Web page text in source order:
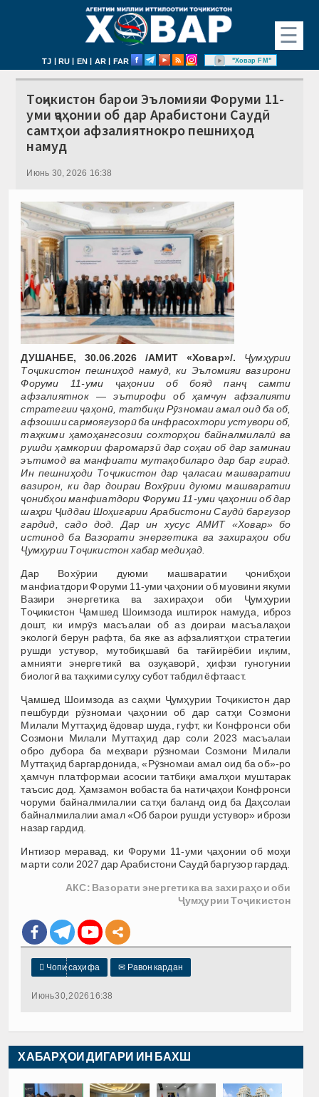
☰
TJ | RU | EN | AR | FAR "Ховар FM"
Тоҷикистон барои Эъломияи Форуми 11-
уми ҷаҳонии об дар Арабистони Саудӣ
самтҳои афзалиятнокро пешниҳод
намуд
Июнь 30, 2026 16:38
ДУШАНБЕ, 30.06.2026 /АМИТ «Ховар»/. Ҷумҳурии
Тоҷикистон пешниҳод намуд, ки Эъломияи вазирони
Форуми 11-уми ҷаҳонии об бояд панҷ самти
афзалиятнок — эътирофи об ҳамчун афзалияти
стратегии ҷаҳонӣ, татбиқи Рӯзномаи амал оид ба об,
афзоиши сармоягузорӣ ба инфрасохтори устувори об,
таҳкими ҳамоҳангсозии сохторҳои байналмилалӣ ва
рушди ҳамкории фаромарзӣ дар соҳаи об дар заминаи
эътимод ва манфиати мутақобиларо дар бар гирад.
Ин пешниҳоди Тоҷикистон дар ҷаласаи машваратии
вазирон, ки дар доираи Вохӯрии дуюми машваратии
ҷонибҳои манфиатдори Форуми 11-уми ҷаҳонии об дар
шаҳри Ҷиддаи Шоҳигарии Арабистони Саудӣ баргузор
гардид, садо дод. Дар ин хусус АМИТ «Ховар» бо
истинод ба Вазорати энергетика ва захираҳои оби
Ҷумҳурии Тоҷикистон хабар медиҳад.
Дар Вохӯрии дуюми машваратии ҷонибҳои
манфиатдори Форуми 11-уми ҷаҳонии об муовини якуми
Вазири энергетика ва захираҳои оби Ҷумҳурии
Тоҷикистон Ҷамшед Шоимзода иштирок намуда, иброз
дошт, ки имрӯз масъалаи об аз доираи масъалаҳои
экологӣ берун рафта, ба яке аз афзалиятҳои стратегии
рушди устувор, мутобиқшавӣ ба тағйирёбии иқлим,
амнияти энергетикӣ ва озуқаворӣ, ҳифзи гуногунии
биологӣ ва таҳкими сулҳу субот табдил ёфтааст.
Ҷамшед Шоимзода аз саҳми Ҷумҳурии Тоҷикистон дар
пешбурди рӯзномаи ҷаҳонии об дар сатҳи Созмони
Милали Муттаҳид ёдовар шуда, гуфт, ки Конфронси оби
Созмони Милали Муттаҳид дар соли 2023 масъалаи
обро дубора ба меҳвари рӯзномаи Созмони Милали
Муттаҳид баргардонида, «Рӯзномаи амал оид ба об»-ро
ҳамчун платформаи асосии татбиқи амалҳои муштарак
таъсис дод.‎ Ҳамзамон вобаста ба натиҷаҳои Конфронси
чоруми байналмилалии сатҳи баланд оид ба Даҳсолаи
байналмилалии амал «Об барои рушди устувор» ибрози
назар гардид.
Интизор меравад, ки Форуми 11-уми ҷаҳонии об моҳи
марти соли 2027 дар Арабистони Саудӣ баргузор гардад.
АКС: Вазорати энергетика ва захираҳои оби
Ҷумҳурии Тоҷикистон
 Чопи саҳифа ✉ Равон кардан
Июнь 30, 2026 16:38
ХАБАРҲОИ ДИГАРИ ИН БАХШ